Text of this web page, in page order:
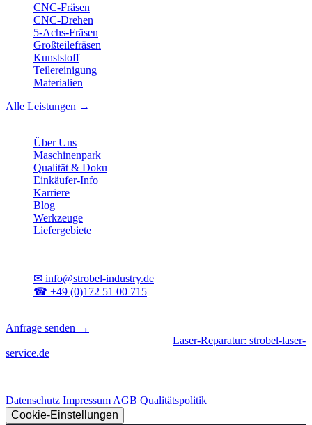
CNC-Fräsen
CNC-Drehen
5-Achs-Fräsen
Großteilefräsen
Kunststoff
Teilereinigung
Materialien
Alle Leistungen →
Über Uns
Maschinenpark
Qualität & Doku
Einkäufer-Info
Karriere
Blog
Werkzeuge
Liefergebiete
✉ info@strobel-industry.de
☎ +49 (0)172 51 00 715
Anfrage senden →
Laser-Reparatur: strobel-laser-
service.de
Datenschutz Impressum AGB Qualitätspolitik
Cookie-Einstellungen